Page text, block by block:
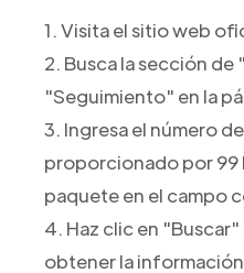
1. Visita el sitio web
2. Busca la sección de
"Seguimiento" en la
3. Ingresa el número
proporcionado por 99
paquete en el campo
4. Haz clic en
obtener la